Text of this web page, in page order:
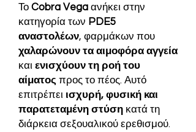
Το Cobra Vega ανήκει στην
κατηγορία των PDE5
αναστολέων, φαρμάκων που
χαλαρώνουν τα αιμοφόρα αγγεία
και ενισχύουν τη ροή του
αίματος προς το πέος. Αυτό
επιτρέπει ισχυρή, φυσική και
παρατεταμένη στύση κατά τη
διάρκεια σεξουαλικού ερεθισμού.